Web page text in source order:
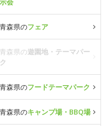
青森県のフェア
青森県の遊園地・テーマパー
ク
青森県のフードテーマパーク
青森県のキャンプ場・BBQ場